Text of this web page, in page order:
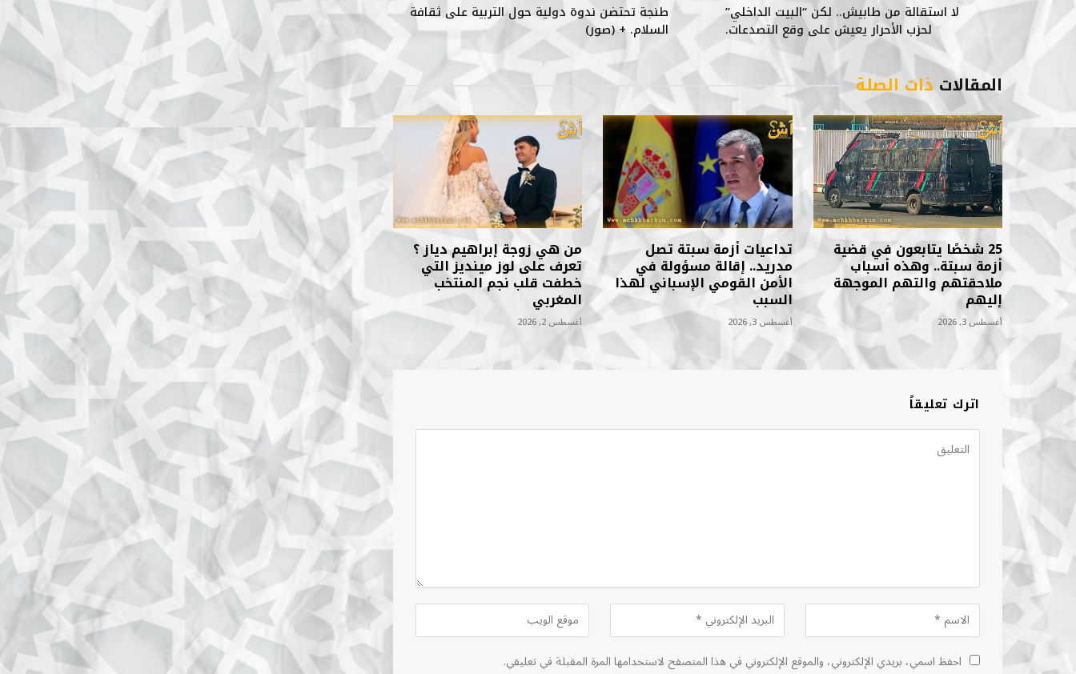
لا استقالة من طابيش.. لكن “البيت الداخلي”
لحزب الأحرار يعيش على وقع التصدعات.
طنجة تحتضن ندوة دولية حول التربية على ثقافة
السلام. + (صور)
المقالاتذات الصلة
25 شخصًا يتابعون في قضية
أزمة سبتة.. وهذه أسباب
ملاحقتهم والتهم الموجهة
إليهم
أغسطس 3, 2026
تداعيات أزمة سبتة تصل
مدريد.. إقالة مسؤولة في
الأمن القومي الإسباني لهذا
السبب
أغسطس 3, 2026
من هي زوجة إبراهيم دياز ؟
تعرف على لوز مينديز التي
خطفت قلب نجم المنتخب
المغربي
أغسطس 2, 2026
اترك تعليقاً
احفظ اسمي، بريدي الإلكتروني، والموقع الإلكتروني في هذا المتصفح لاستخدامها المرة المقبلة في تعليقي.